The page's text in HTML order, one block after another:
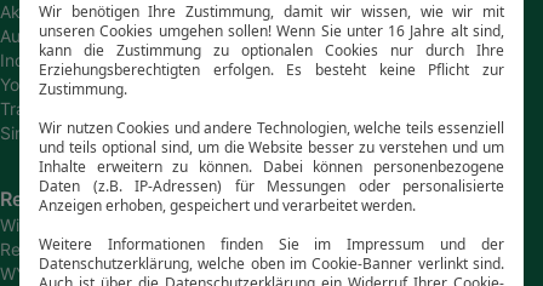
Aktivreisen
Autoreisen
Individualreisen
Young
Travel
Singlereisen
Reiseanbieter
Wikinger
Reisen
WYLDAWAY